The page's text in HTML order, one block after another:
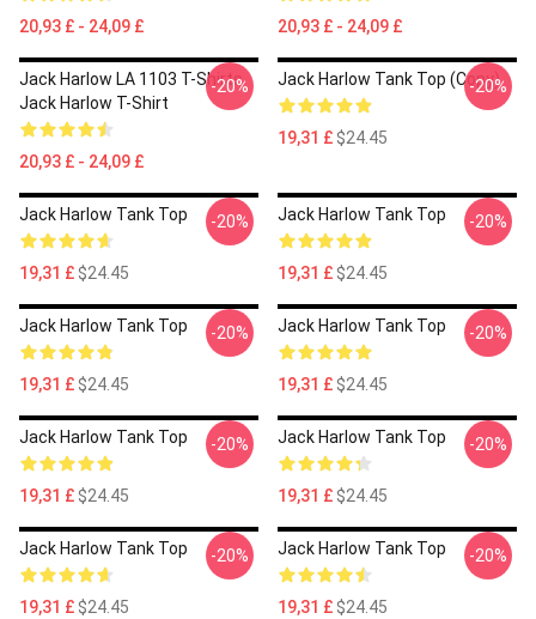
20,93 £ - 24,09 £ 20,93 £ - 24,09 £
Jack Harlow LA 1103 T-Shirts
Jack Harlow T-Shirt
20,93 £ - 24,09 £
-20% Jack Harlow Tank Top (Copy)
19,31 £$24.45
-20%
Jack Harlow Tank Top
19,31 £$24.45
-20% Jack Harlow Tank Top
19,31 £$24.45
-20%
Jack Harlow Tank Top
19,31 £$24.45
-20% Jack Harlow Tank Top
19,31 £$24.45
-20%
Jack Harlow Tank Top
19,31 £$24.45
-20% Jack Harlow Tank Top
19,31 £$24.45
-20%
Jack Harlow Tank Top
19,31 £$24.45
-20% Jack Harlow Tank Top
19,31 £$24.45
-20%